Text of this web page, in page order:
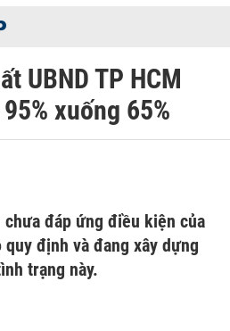
UBND TP HCM
xuống 65%
đáp ứng điều kiện của
định và đang xây dựng
trạng này.